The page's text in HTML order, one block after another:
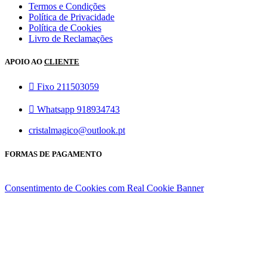
Termos e Condições
Política de Privacidade
Política de Cookies
Livro de Reclamações
APOIO AO CLIENTE
Fixo 211503059
Whatsapp 918934743
cristalmagico@outlook.pt
FORMAS DE PAGAMENTO
Consentimento de Cookies com Real Cookie Banner